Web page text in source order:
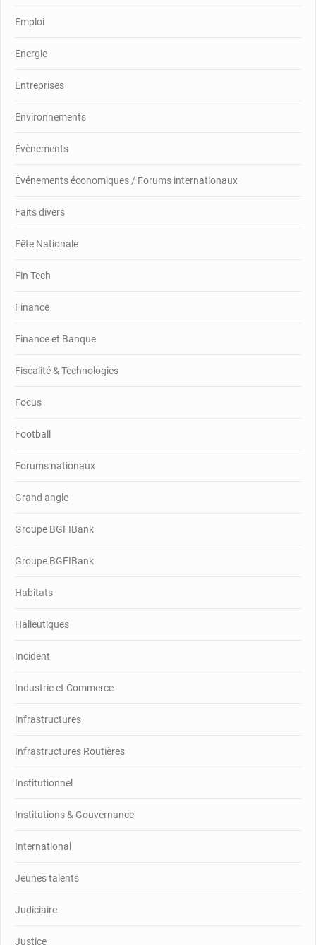
Emploi
Energie
Entreprises
Environnements
Évènements
Événements économiques / Forums internationaux
Faits divers
Fête Nationale
Fin Tech
Finance
Finance et Banque
Fiscalité & Technologies
Focus
Football
Forums nationaux
Grand angle
Groupe BGFIBank
Groupe BGFIBank
Habitats
Halieutiques
Incident
Industrie et Commerce
Infrastructures
Infrastructures Routières
Institutionnel
Institutions & Gouvernance
International
Jeunes talents
Judiciaire
Justice